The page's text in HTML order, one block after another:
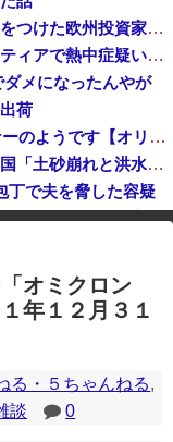
が起こる・・・・・
める
「やつらの目は節穴か？」と日米に見切りをつけた欧州投資家の選択に衝撃を受ける人が続出、日英米の資産を処分して代わりに選んだのは……
【悲報】へずまりゅう氏、熊本震災ボランティアで熱中症疑い「水風呂に入っても体内が熱く感じる…」 → 野口健さん「休養日を設けた方がいい！」
メになったんやが
荷
【R-18】やる夫は裏の世界を生きるサマナーのようです【オリジナルメガテン】 第１話 デビルサマナーやる夫
中国「大洪水！」三峡ダム「決壊危機」中国「土砂崩れと洪水被害の対策強化！」中国政府「三峡ダム周辺を重点強化」中国ダム「決壊」中国「現場封鎖！（空撮削除」→
丁で夫を脅した容疑
屈辱のプーチン、習近平に「値切られ」「無視され」まるで主従関係…ロシアが中国の属国になりつつある！
全体のレイアウトが崩れ
オミクロン
年１２月３１
る・５ちゃんねる,
談 0